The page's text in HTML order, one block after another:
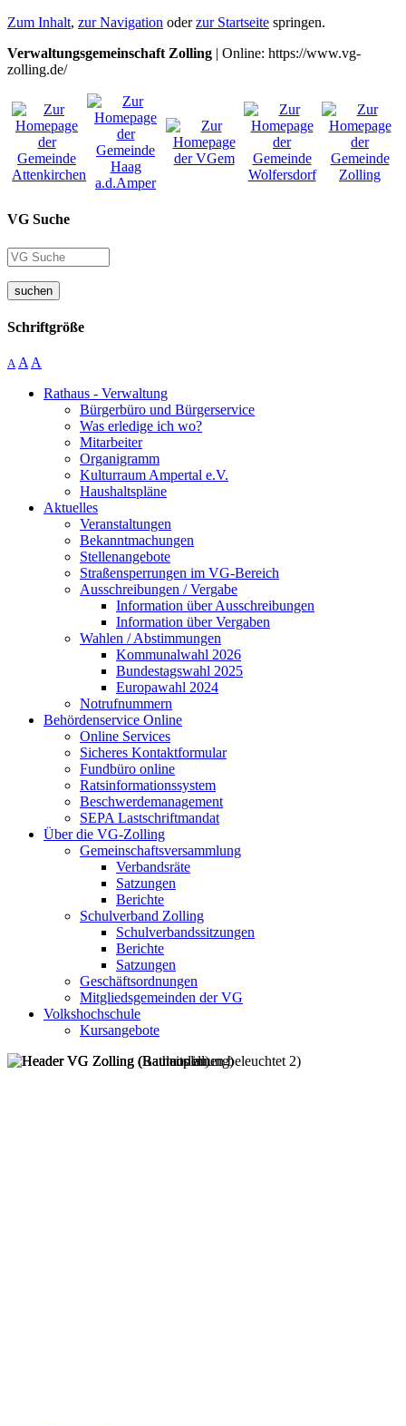
Zum Inhalt, zur Navigation oderzur Startseite springen.
Verwaltungsgemeinschaft Zolling | Online: https://www.vg-
zolling.de/
VG Suche
suchen
Schriftgröße
A A A
Rathaus - Verwaltung
Bürgerbüro und Bürgerservice
Was erledige ich wo?
Mitarbeiter
Organigramm
Kulturraum Ampertal e.V.
Haushaltspläne
Aktuelles
Veranstaltungen
Bekanntmachungen
Stellenangebote
Straßensperrungen im VG-Bereich
Ausschreibungen / Vergabe
Information über Ausschreibungen
Information über Vergaben
Wahlen / Abstimmungen
Kommunalwahl 2026
Bundestagswahl 2025
Europawahl 2024
Notrufnummern
Behördenservice Online
Online Services
Sicheres Kontaktformular
Fundbüro online
Ratsinformationssystem
Beschwerdemanagement
SEPA Lastschriftmandat
Über die VG-Zolling
Gemeinschaftsversammlung
Verbandsräte
Satzungen
Berichte
Schulverband Zolling
Schulverbandssitzungen
Berichte
Satzungen
Geschäftsordnungen
Mitgliedsgemeinden der VG
Volkshochschule
Kursangebote